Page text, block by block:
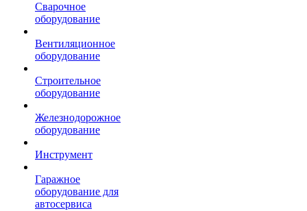
Сварочное
оборудование
Вентиляционное
оборудование
Строительное
оборудование
Железнодорожное
оборудование
Инструмент
Гаражное
оборудование для
автосервиса